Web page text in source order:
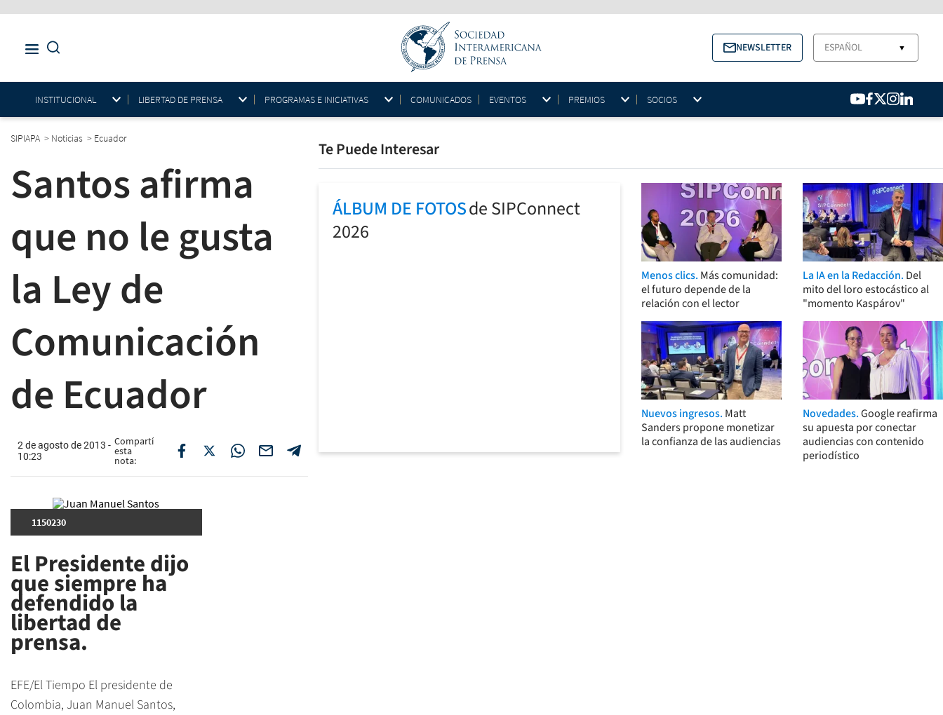
NEWSLETTER ESPAÑOL ▼
INSTITUCIONAL LIBERTAD DE PRENSA PROGRAMAS E INICIATIVAS COMUNICADOS EVENTOS PREMIOS SOCIOS
SIPIAPA > Noticias > Ecuador
Santos afirma
que no le gusta
la Ley de
Comunicación
de Ecuador
2 de agosto de 2013 -
10:23
Compartí
esta
nota:
1150230
El Presidente dijo
que siempre ha
defendido la
libertad de
prensa.
EFE/El Tiempo El presidente de
Colombia, Juan Manuel Santos,
Te Puede Interesar
ÁLBUM DE FOTOSde SIPConnect
2026
Menos clics. Más comunidad:
el futuro depende de la
relación con el lector
La IA en la Redacción. Del
mito del loro estocástico al
"momento Kaspárov"
Nuevos ingresos. Matt
Sanders propone monetizar
la confianza de las audiencias
Novedades.Google reafirma
su apuesta por conectar
audiencias con contenido
periodístico